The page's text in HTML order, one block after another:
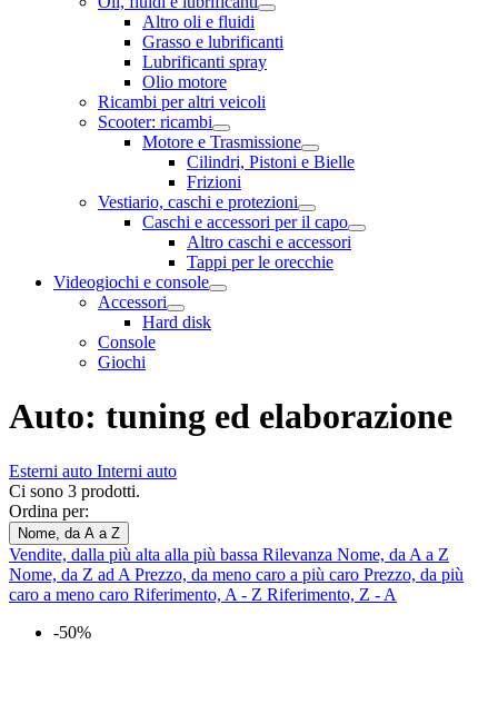
Altro oli e fluidi
Grasso e lubrificanti
Lubrificanti spray
Olio motore
Ricambi per altri veicoli
Scooter: ricambi
Motore e Trasmissione
Cilindri, Pistoni e Bielle
Frizioni
Vestiario, caschi e protezioni
Caschi e accessori per il capo
Altro caschi e accessori
Tappi per le orecchie
Videogiochi e console
Accessori
Hard disk
Console
Giochi
Auto: tuning ed elaborazione
Esterni auto Interni auto
Ci sono 3 prodotti.
Ordina per:
Nome, da A a Z
Vendite, dalla più alta alla più bassa Rilevanza Nome, da A a Z
Nome, da Z ad A Prezzo, da meno caro a più caro Prezzo, da più
caro a meno caro Riferimento, A - Z Riferimento, Z - A
-50%